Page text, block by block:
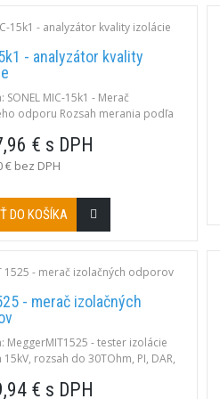
- analyzátor kvality
SONEL MIC-15k1 - Merač
odporu Rozsah merania podľa
na meracie napätie 15 kV (v
smernicami noriem ANSI/NETA
kV.
€ s DPH
€ bez DPH
DO KOŠÍKA
- merač izolačných
MeggerMIT1525 - tester izolácie
rozsah do 30TOhm, PI, DAR,
€ s DPH